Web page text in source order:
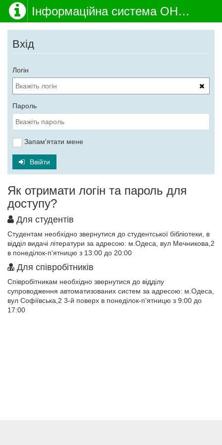
Інформаційна система ОНМедУ
Вхід
Логін
Пароль
Запам'ятати мене
Ввійти
Як отримати логін та пароль для
доступу?
Для студентів
Студентам необхідно звернутися до студентської бібліотеки, в
відділ видачі літератури за адресою: м.Одеса, вул Мечникова,2
в понеділок-п'ятницю з 13:00 до 20:00
Для співробітників
Співробітникам необхідно звернутися до відділу
супроводження автоматизованих систем за адресою: м.Одеса,
вул Софіївська,2 3-й поверх в понеділок-п'ятницю з 9:00 до
17:00